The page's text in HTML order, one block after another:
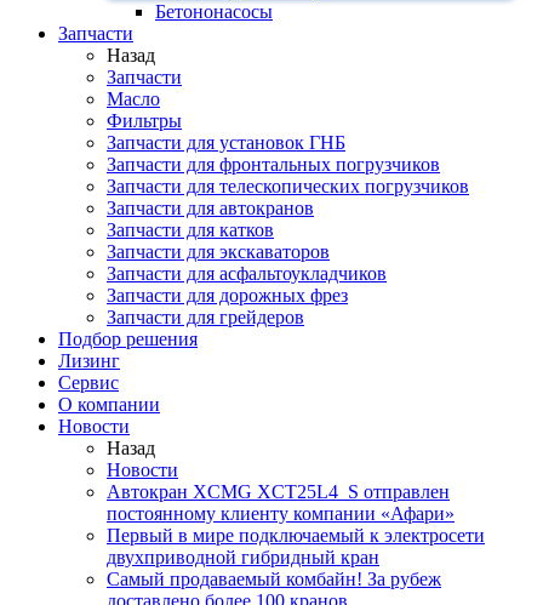
Бетононасосы
Запчасти
Назад
Запчасти
Масло
Фильтры
Запчасти для установок ГНБ
Запчасти для фронтальных погрузчиков
Запчасти для телескопических погрузчиков
Запчасти для автокранов
Запчасти для катков
Запчасти для экскаваторов
Запчасти для асфальтоукладчиков
Запчасти для дорожных фрез
Запчасти для грейдеров
Подбор решения
Лизинг
Сервис
О компании
Новости
Назад
Новости
Автокран XCMG XCT25L4_S отправлен
постоянному клиенту компании «Афари»
Первый в мире подключаемый к электросети
двухприводной гибридный кран
Самый продаваемый комбайн! За рубеж
доставлено более 100 кранов